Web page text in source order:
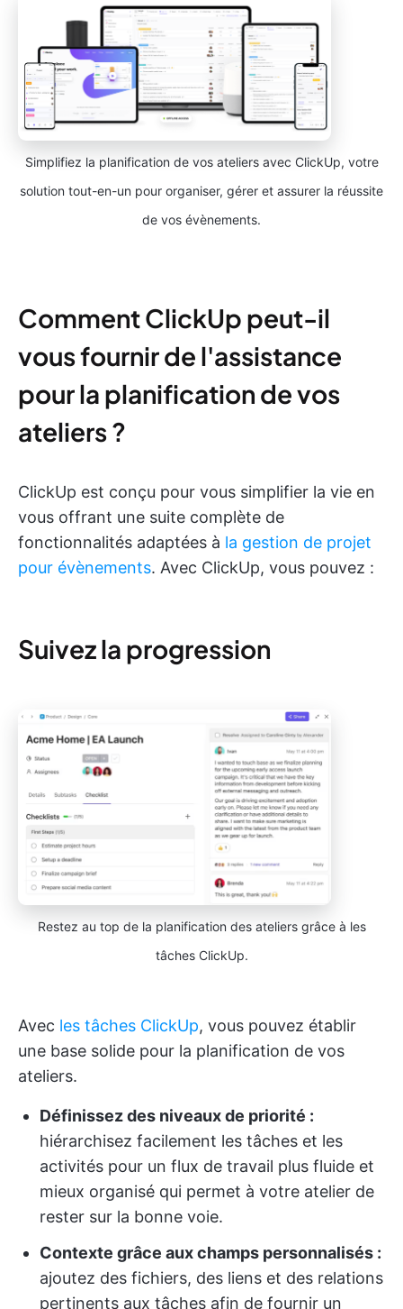
Simplifiez la planification de vos ateliers avec ClickUp, votre
solution tout-en-un pour organiser, gérer et assurer la réussite
de vos évènements.
Comment ClickUp peut-il
vous fournir de l'assistance
pour la planification de vos
ateliers ?
ClickUp est conçu pour vous simplifier la vie en
vous offrant une suite complète de
fonctionnalités adaptées à la gestion de projet
pour évènements. Avec ClickUp, vous pouvez :
Suivez la progression
Restez au top de la planification des ateliers grâce à les
tâches ClickUp.
Avec les tâches ClickUp, vous pouvez établir
une base solide pour la planification de vos
ateliers.
Définissez des niveaux de priorité :
hiérarchisez facilement les tâches et les
activités pour un flux de travail plus fluide et
mieux organisé qui permet à votre atelier de
rester sur la bonne voie.
Contexte grâce aux champs personnalisés :
ajoutez des fichiers, des liens et des relations
pertinents aux tâches afin de fournir un